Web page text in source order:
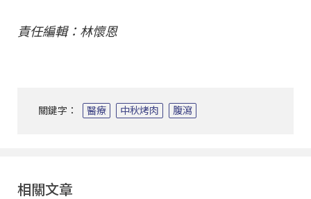
責任編輯：林懷恩
關鍵字： 醫療 中秋烤肉 腹瀉
相關文章